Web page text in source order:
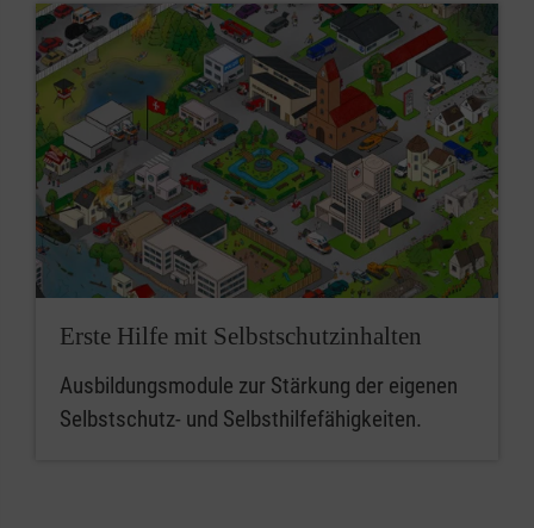
Erste Hilfe mit Selbstschutzinhalten
Ausbildungsmodule zur Stärkung der eigenen
Selbstschutz- und Selbsthilfefähigkeiten.